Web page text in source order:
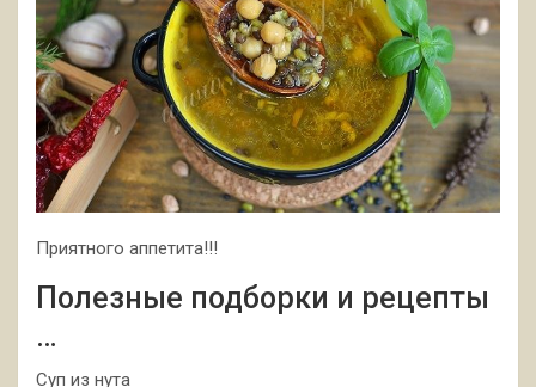
Приятного аппетита!!!
Полезные подборки и рецепты
…
Суп из нута